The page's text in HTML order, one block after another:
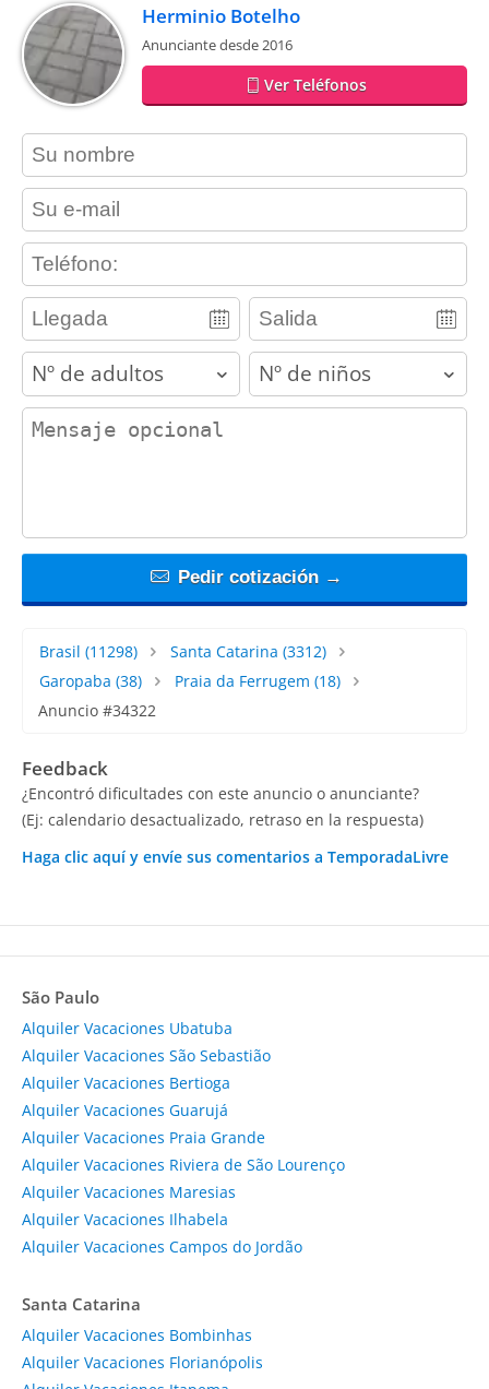
Herminio Botelho
Anunciante desde 2016
Ver Teléfonos
contact_name
contact_email
contact_phone
adults children
contact_message
Pedir cotización →
Brasil (11298) Santa Catarina (3312)
Garopaba (38) Praia da Ferrugem (18)
Anuncio #34322
Feedback
¿Encontró dificultades con este anuncio o anunciante?
(Ej: calendario desactualizado, retraso en la respuesta)
Haga clic aquí y envíe sus comentarios a TemporadaLivre
São Paulo
Alquiler Vacaciones Ubatuba
Alquiler Vacaciones São Sebastião
Alquiler Vacaciones Bertioga
Alquiler Vacaciones Guarujá
Alquiler Vacaciones Praia Grande
Alquiler Vacaciones Riviera de São Lourenço
Alquiler Vacaciones Maresias
Alquiler Vacaciones Ilhabela
Alquiler Vacaciones Campos do Jordão
Santa Catarina
Alquiler Vacaciones Bombinhas
Alquiler Vacaciones Florianópolis